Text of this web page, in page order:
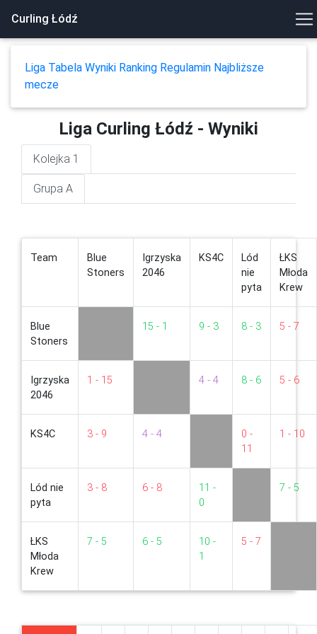
Curling Łódź
Liga Tabela Wyniki Ranking Regulamin Najbliższe
mecze
Liga Curling Łódź - Wyniki
Kolejka 1
Grupa A
Team
Blue
Stoners
Igrzyska
2046
KS4C
Lód
nie
pyta
ŁKS
Młoda
Krew
Blue
Stoners
15 - 1 9 - 3 8 - 3 5 - 7
Igrzyska
2046
1 - 15 4 - 4 8 - 6 5 - 6
KS4C 3 - 9 4 - 4
0 -
11
1 - 10
Lód nie
pyta
3 - 8 6 - 8
11 -
0
7 - 5
ŁKS
Młoda
Krew
7 - 5 6 - 5
10 -
1
5 - 7